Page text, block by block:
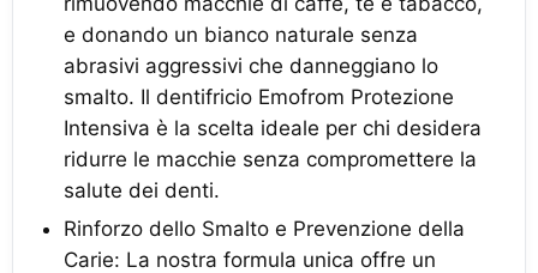
e donando un bianco naturale senza
abrasivi aggressivi che danneggiano lo
smalto. Il dentifricio Emofrom Protezione
Intensiva è la scelta ideale per chi desidera
ridurre le macchie senza compromettere la
salute dei denti.
Rinforzo dello Smalto e Prevenzione della
Carie: La nostra formula unica offre un